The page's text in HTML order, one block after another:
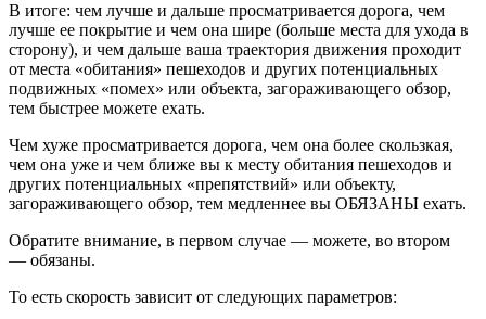
В итоге: чем лучше и дальше просматривается дорога, чем
лучше ее покрытие и чем она шире (больше места для ухода в
сторону), и чем дальше ваша траектория движения проходит
от места «обитания» пешеходов и других потенциальных
подвижных «помех» или объекта, загораживающего обзор,
тем быстрее можете ехать.
Чем хуже просматривается дорога, чем она более скользкая,
чем она уже и чем ближе вы к месту обитания пешеходов и
других потенциальных «препятствий» или объекту,
загораживающего обзор, тем медленнее вы ОБЯЗАНЫ ехать.
Обратите внимание, в первом случае — можете, во втором
— обязаны.
То есть скорость зависит от следующих параметров: